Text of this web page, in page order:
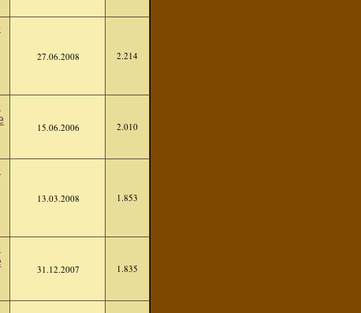
27.06.2008 2.214
15.06.2006 2.010
13.03.2008 1.853
31.12.2007 1.835